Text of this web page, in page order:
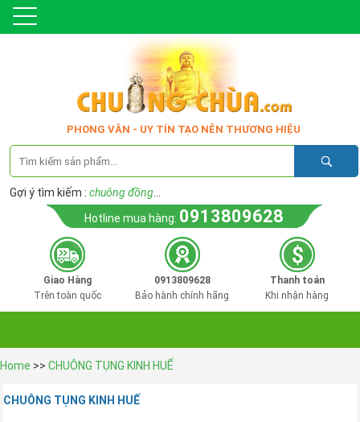
PHONG VÂN - UY TÍN TẠO NÊN THƯƠNG HIỆU
Gợi ý tìm kiếm : chuông đồng
Hotline mua hàng: 0913809628
Giao Hàng
Trên toàn quốc
0913809628
Bảo hành chính hãng
Thanh toán
Khi nhận hàng
Home >> CHUÔNG TỤNG KINH HUẾ
CHUÔNG TỤNG KINH HUẾ